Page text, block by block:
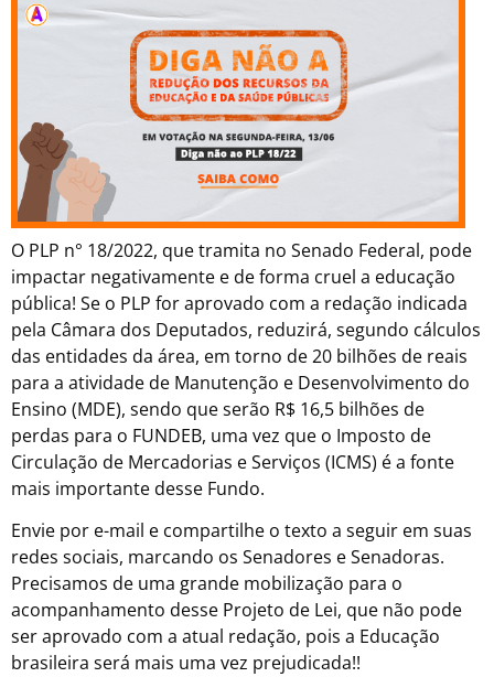
O PLP n° 18/2022, que tramita no Senado Federal, pode
impactar negativamente e de forma cruel a educação
pública! Se o PLP for aprovado com a redação indicada
pela Câmara dos Deputados, reduzirá, segundo cálculos
das entidades da área, em torno de 20 bilhões de reais
para a atividade de Manutenção e Desenvolvimento do
Ensino (MDE), sendo que serão R$ 16,5 bilhões de
perdas para o FUNDEB, uma vez que o Imposto de
Circulação de Mercadorias e Serviços (ICMS) é a fonte
mais importante desse Fundo.
Envie por e-mail e compartilhe o texto a seguir em suas
redes sociais, marcando os Senadores e Senadoras.
Precisamos de uma grande mobilização para o
acompanhamento desse Projeto de Lei, que não pode
ser aprovado com a atual redação, pois a Educação
brasileira será mais uma vez prejudicada!!